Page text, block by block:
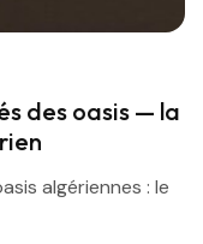
des oasis — la
algériennes : le